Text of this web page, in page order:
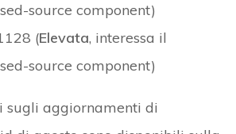
source component)
(Elevata, interessa il
source component)
aggiornamenti di